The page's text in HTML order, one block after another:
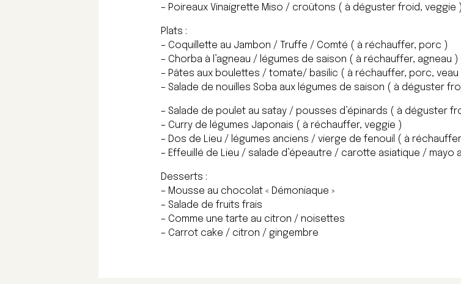
– Poireaux Vinaigrette Miso / croûtons ( à déguster froid, veggie )
Plats :
– Coquillette au Jambon / Truffe / Comté ( à réchauffer, porc )
– Chorba à l’agneau / légumes de saison ( à réchauffer, agneau )
– Pâtes aux boulettes / tomate/ basilic ( à réchauffer, porc, veau
– Salade de nouilles Soba aux légumes de saison ( à déguster
– Salade de poulet au satay / pousses d’épinards ( à déguster
– Curry de légumes Japonais ( à réchauffer, veggie )
– Dos de Lieu / légumes anciens / vierge de fenouil ( à
– Effeuillé de Lieu / salade d’épeautre / carotte asiatique /
Desserts :
– Mousse au chocolat « Démoniaque »
– Salade de fruits frais
– Comme une tarte au citron / noisettes
– Carrot cake / citron / gingembre